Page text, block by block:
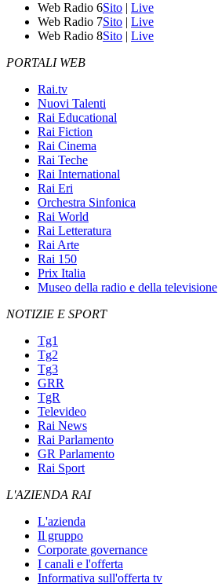
Web Radio 6Sito | Live
Web Radio 7Sito | Live
Web Radio 8Sito | Live
PORTALI WEB
Rai.tv
Nuovi Talenti
Rai Educational
Rai Fiction
Rai Cinema
Rai Teche
Rai International
Rai Eri
Orchestra Sinfonica
Rai World
Rai Letteratura
Rai Arte
Rai 150
Prix Italia
Museo della radio e della televisione
NOTIZIE E SPORT
Tg1
Tg2
Tg3
GRR
TgR
Televideo
Rai News
Rai Parlamento
GR Parlamento
Rai Sport
L'AZIENDA RAI
L'azienda
Il gruppo
Corporate governance
I canali e l'offerta
Informativa sull'offerta tv